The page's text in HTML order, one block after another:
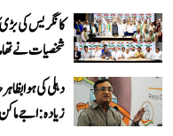
کانگریس کی
شخصیات نے تھاما
زیادہ: اجے ماکن